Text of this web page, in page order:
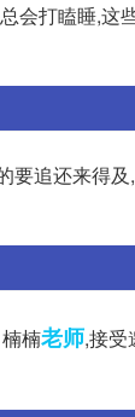
会打瞌睡,这
要追还来得
楠老师,接受